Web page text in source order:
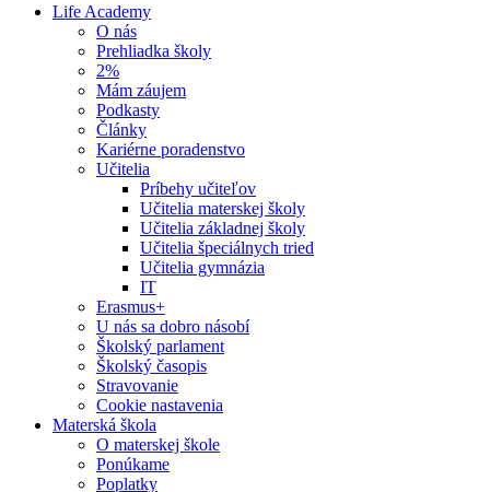
Life Academy
O nás
Prehliadka školy
2%
Mám záujem
Podkasty
Články
Kariérne poradenstvo
Učitelia
Príbehy učiteľov
Učitelia materskej školy
Učitelia základnej školy
Učitelia špeciálnych tried
Učitelia gymnázia
IT
Erasmus+
U nás sa dobro násobí
Školský parlament
Školský časopis
Stravovanie
Cookie nastavenia
Materská škola
O materskej škole
Ponúkame
Poplatky